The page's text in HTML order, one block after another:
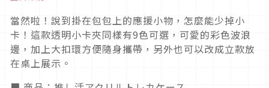
當然啦！說到掛在包包上的應援小物，怎麼能少掉小
卡！這款透明小卡夾同樣有9色可選，可愛的彩色波浪
邊，加上大扣環方便隨身攜帶，另外也可以改成立款放
在桌上展示。